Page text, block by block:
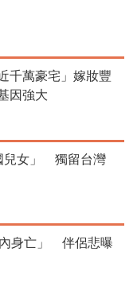
千萬豪宅」嫁妝豐
因強大
兒女」 獨留台灣
身亡」 伴侶悲曝